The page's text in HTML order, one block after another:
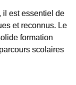
il est essentiel de
et reconnus. Le
formation
scolaires